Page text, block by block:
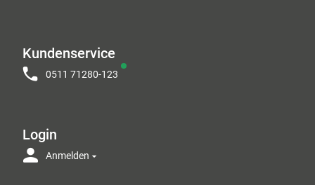
Kundenservice
0511 71280-123
Login
Anmelden